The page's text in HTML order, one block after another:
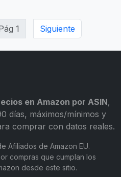
1 Siguiente
en Amazon por ASIN,
días, máximos/mínimos y
comprar con datos reales.
Afiliados de Amazon EU.
compras que cumplan los
desde este sitio.